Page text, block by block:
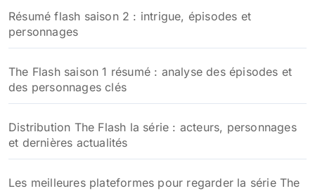
e
r
Résumé flash saison 2 : intrigue, épisodes et
personnages
The Flash saison 1 résumé : analyse des épisodes et
des personnages clés
Distribution The Flash la série : acteurs, personnages
et dernières actualités
Les meilleures plateformes pour regarder la série The